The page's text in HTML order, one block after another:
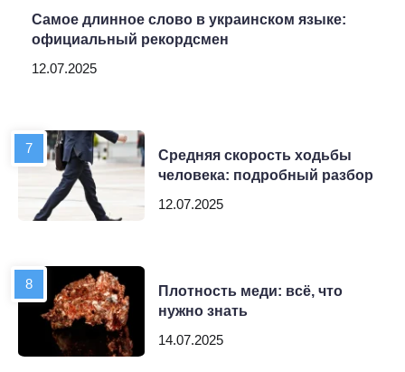
Самое длинное слово в украинском языке:
официальный рекордсмен
12.07.2025
Средняя скорость ходьбы
человека: подробный разбор
12.07.2025
Плотность меди: всё, что
нужно знать
14.07.2025